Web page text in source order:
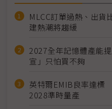
MLCC訂單過熱、出
建熱潮將趨緩
2027全年記憶體產能
宣」只怕買不夠
英特爾EMIB良率達標
2028準時量產